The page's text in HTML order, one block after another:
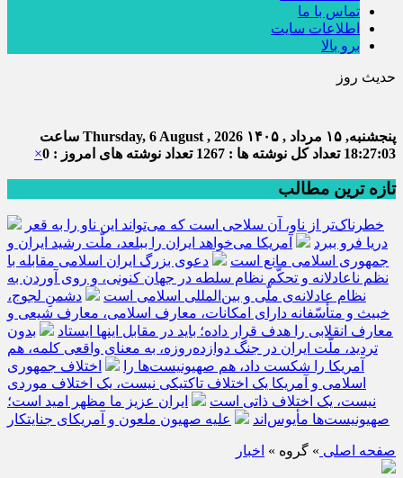
تماس با ما
اطلاعات سایت
برو بالا
حدیث روز
پنجشنبه, ۱۵ مرداد , ۱۴۰۵ Thursday, 6 August , 2026 ساعت
18:27:04 تعداد کل نوشته ها : 1267 تعداد نوشته های امروز : 0 ×
تازه ترین مطالب
خطرناک‌تر از ناو، آن سلاحی است که می‌تواند این ناو را به قعر
دریا فرو ببرد
آمریکا می‌خواهد ایران را ببلعد، ملّت رشید ایران و
جمهوری اسلامی مانع است
دعوی بزرگ ایران اسلامی مقابله با
نظم ناعادلانه و تحکّم نظام سلطه در جهان کنونی، و روی آوردن به
نظام عادلانه‌ی ملّی و بین‌المللی اسلامی است
دشمنِ لجوج،
خبیث و متأسّفانه دارای امکانات، معارف اسلامی، معارف شیعی و
معارف انقلابی را هدف قرار داده؛ باید در مقابل اینها ایستاد
بدون
تردید، ملّت ایران در جنگ دوازده‌روزه، به معنای واقعی کلمه، هم
آمریکا را شکست داد، هم صهیونیست‌ها را
اختلاف جمهوری
اسلامی و آمریکا یک اختلاف تاکتیکی نیست، یک اختلاف موردی
نیست، یک اختلاف ذاتی است
ایران عزیز ما مظهر امید است؛
صهیونیست‌ها مأیوس‌اند
علیه صهیون ملعون و آمریکای جنایتکار
صفحه اصلی » گروه » اخبار